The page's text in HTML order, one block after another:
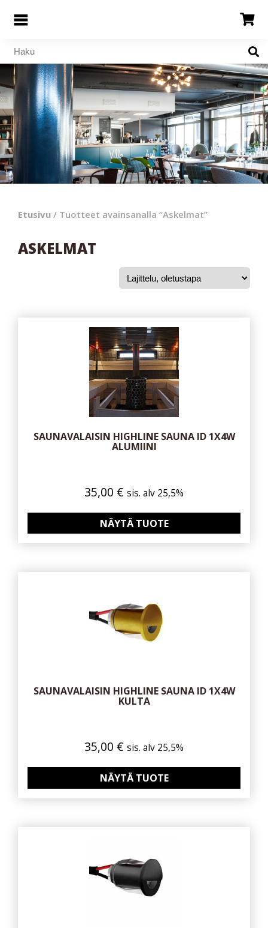
Etusivu / Tuotteet avainsanalla “Askelmat”
ASKELMAT
SAUNAVALAISIN HIGHLINE SAUNA ID 1X4W
ALUMIINI
35,00 € sis. alv 25,5%
NÄYTÄ TUOTE
SAUNAVALAISIN HIGHLINE SAUNA ID 1X4W
KULTA
35,00 € sis. alv 25,5%
NÄYTÄ TUOTE